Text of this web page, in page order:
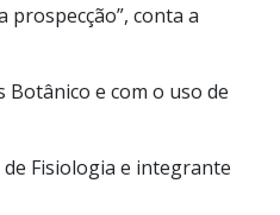
prospecção”, conta a
Botânico e com o uso de
Fisiologia e integrante